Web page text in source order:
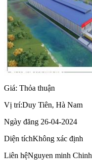
Giá: Thỏa thuận
Vị trí:Duy Tiên, Hà Nam
Ngày đăng 26-04-2024
Diện tíchKhông xác định
Liên hệNguyen minh Chinh